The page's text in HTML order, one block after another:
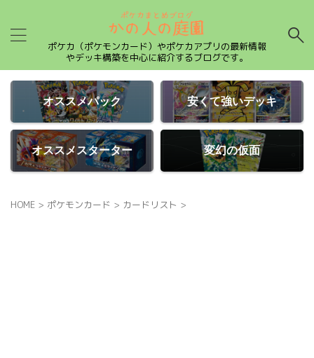
ポケカ（ポケモンカード）やポケカアプリの最新情報
やデッキ構築を中心に紹介するブログです。
オススメパック 安くて強いデッキ
オススメスターター 変幻の仮面
HOME > ポケモンカード > カードリスト >